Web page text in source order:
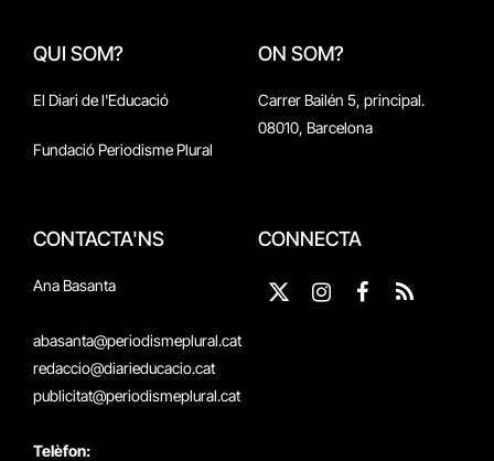
QUI SOM?
El Diari de l'Educació
Fundació Periodisme Plural
ON SOM?
Carrer Bailén 5, principal.
08010, Barcelona
CONTACTA'NS
Ana Basanta
abasanta@periodismeplural.cat
redaccio@diarieducacio.cat
publicitat@periodismeplural.cat
Telèfon:
CONNECTA
X
InstagramFacebook
RSS